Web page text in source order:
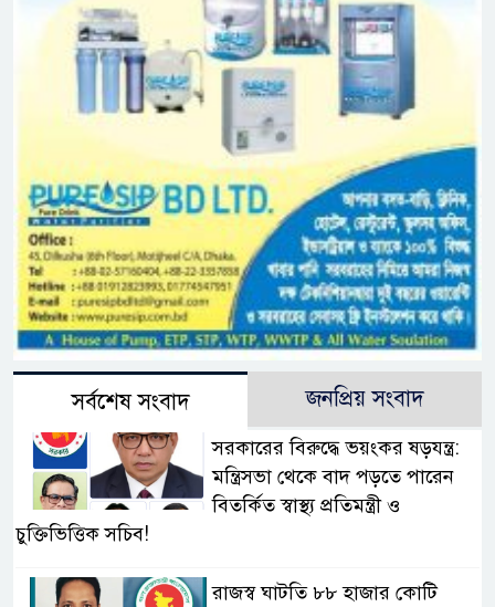
সর্বশেষ সংবাদ জনপ্রিয় সংবাদ
সরকারের বিরুদ্ধে ভয়ংকর ষড়যন্ত্র:
মন্ত্রিসভা থেকে বাদ পড়তে পারেন
বিতর্কিত স্বাস্থ্য প্রতিমন্ত্রী ও
চুক্তিভিত্তিক সচিব!
রাজস্ব ঘাটতি ৮৮ হাজার কোটি